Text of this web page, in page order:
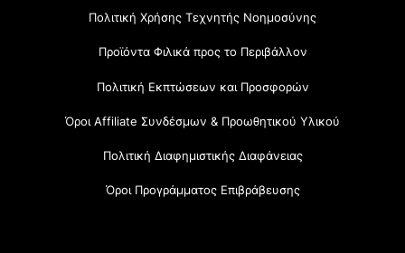
Πολιτική Χρήσης Τεχνητής Νοημοσύνης
Προϊόντα Φιλικά προς το Περιβάλλον
Πολιτική Εκπτώσεων και Προσφορών
Όροι Affiliate Συνδέσμων & Προωθητικού Υλικού
Πολιτική Διαφημιστικής Διαφάνειας
Όροι Προγράμματος Επιβράβευσης